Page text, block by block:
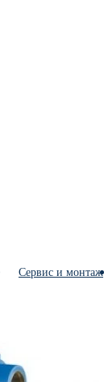
Сервис и монтаж